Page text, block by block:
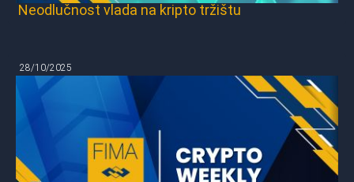
Neodlučnost vlada na kripto tržištu
28/10/2025